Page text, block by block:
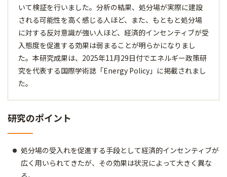
いて検証を行いました。分析の結果、処分場が実際に建設
される可能性を高く感じる人ほど、また、もともと処分場
に対する反対意識が強い人ほど、経済的インセンティブが受
入態度を促進する効果は弱まることが明らかになりまし
た。本研究成果は、2025年11月29日付でエネルギー政策研
究を代表する国際学術誌「Energy Policy」に掲載されまし
た。
研究のポイント
処分場の受入れを促進する手段として経済的インセンティブが
広く用いられてきたが、その効果は状況によって大きく異な